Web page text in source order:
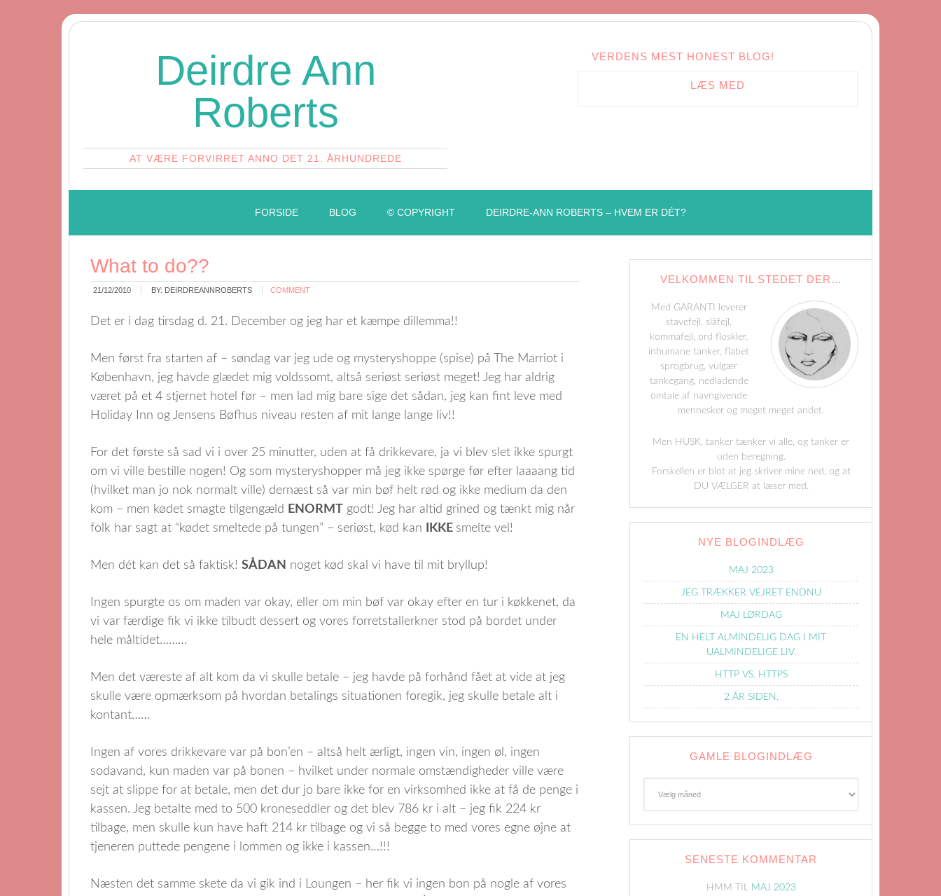
Deirdre Ann
Roberts
AT VÆRE FORVIRRET ANNO DET 21. ÅRHUNDREDE
VERDENS MEST HONEST BLOG!
LÆS MED
FORSIDE BLOG © COPYRIGHT DEIRDRE-ANN ROBERTS – HVEM ER DÉT?
What to do??
21/12/2010 BY: DEIRDREANNROBERTS COMMENT
Det er i dag tirsdag d. 21. December og jeg har et kæmpe dillemma!!
Men først fra starten af – søndag var jeg ude og mysteryshoppe (spise) på The Marriot i
København, jeg havde glædet mig voldssomt, altså seriøst seriøst meget! Jeg har aldrig
været på et 4 stjernet hotel før – men lad mig bare sige det sådan, jeg kan fint leve med
Holiday Inn og Jensens Bøfhus niveau resten af mit lange lange liv!!
For det første så sad vi i over 25 minutter, uden at få drikkevare, ja vi blev slet ikke spurgt
om vi ville bestille nogen! Og som mysteryshopper må jeg ikke spørge før efter laaaang tid
(hvilket man jo nok normalt ville) dernæst så var min bøf helt rød og ikke medium da den
kom – men kødet smagte tilgengæld
ENORMT godt! Jeg har altid grined og tænkt mig når
folk har sagt at “kødet smeltede på tungen” – seriøst, kød kan
IKKE smelte vel!
Men dét kan det så faktisk! SÅDAN noget kød skal vi have til mit bryllup!
Ingen spurgte os om maden var okay, eller om min bøf var okay efter en tur i køkkenet, da
vi var færdige fik vi ikke tilbudt dessert og vores forretstallerkner stod på bordet under
hele måltidet………
Men det væreste af alt kom da vi skulle betale – jeg havde på forhånd fået at vide at jeg
skulle være opmærksom på hvordan betalings situationen foregik, jeg skulle betale alt i
kontant……
Ingen af vores drikkevare var på bon’en – altså helt ærligt, ingen vin, ingen øl, ingen
sodavand, kun maden var på bonen – hvilket under normale omstændigheder ville være
sejt at slippe for at betale, men det dur jo bare ikke for en virksomhed ikke at få de penge i
kassen. Jeg betalte med to 500 kroneseddler og det blev 786 kr i alt – jeg fik 224 kr
tilbage, men skulle kun have haft 214 kr tilbage og vi så begge to med vores egne øjne at
tjeneren puttede pengene i lommen og ikke i kassen…!!!
Næsten det samme skete da vi gik ind i Loungen – her fik vi ingen bon på nogle af vores
VELKOMMEN TIL STEDET DER…
Med GARANTI leverer
stavefejl, slåfejl,
kommafejl, ord floskler,
inhumane tanker, flabet
sprogbrug, vulgær
tankegang, nedladende
omtale af navngivende
mennesker og meget meget andet.
Men HUSK, tanker tænker vi alle, og tanker er
uden beregning.
Forskellen er blot at jeg skriver mine ned, og at
DU VÆLGER at læser med.
NYE BLOGINDLÆG
MAJ 2023
JEG TRÆKKER VEJRET ENDNU
MAJ LØRDAG
EN HELT ALMINDELIG DAG I MIT
UALMINDELIGE LIV.
HTTP VS. HTTPS
2 ÅR SIDEN.
GAMLE BLOGINDLÆG
SENESTE KOMMENTAR
HMM TIL MAJ 2023